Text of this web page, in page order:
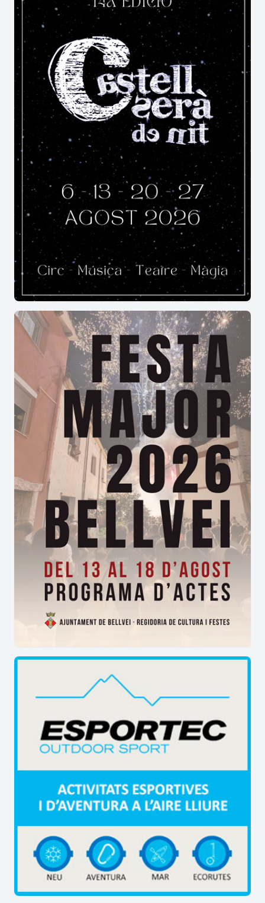
que va guanyant alçada a mesura que la
recorrem.
La Serra de la Llenaestà situada als municipis de
Vilanova de Prades a la comarca de la Conca de
Barberà, de la Pobla de Cérvoles i el Vilosell a les
Garrigues. Els cims més significatius son la Punta
del Curull (1021 m), Penya Alta (1015 m), Punta
del General (924 m), Punta de Viern (904 m),
Punta del Moliner (902 m), Punta del Marc (901
m), Punta del Ponç (892 m) i la Punta d'en Llor
(891 m). És una alineació escarpada de la
serralada Prelitoral catalana, de direcció nord-
est-sud-oest, que delimita les conques
ebrenques del riu Set (les Garrigues) i del riu de
Montsant (el Priorat) i la mediterrània del riu
Francolí (la Conca de Barberà). Està formada
bàsicament de conglomerats formats a partir de
materials dipositats a l’eocè que durant el terciari
es van aixecar a causa del plegament alpí.
La Punta del Curulltambé conegut com la tossa
del Quico-, és un turó que té entre 1.021 i 1.023
metres segons seguim un o altre autor, que actua
de fita entre el termes municipals del Vilosell i
Vilanova de Prades. Aquí doncs limiten les
comarques de les Garrigues i la Conca de Barberà
i, en conseqüència les fronteres de les províncies
de Lleida i Tarragona.
Des del cim puc es gaudeix d’una vista
excepcional, amb la serra de Prades, la plana de
Lleida, el Montsec, Montserrat, el Montseny i el
Montsant com a protagonistes que podem
identificar amb més facilitat; i els Pirineus com a
teló de fons.
Ermita de Sant Antoni de Pàdua.